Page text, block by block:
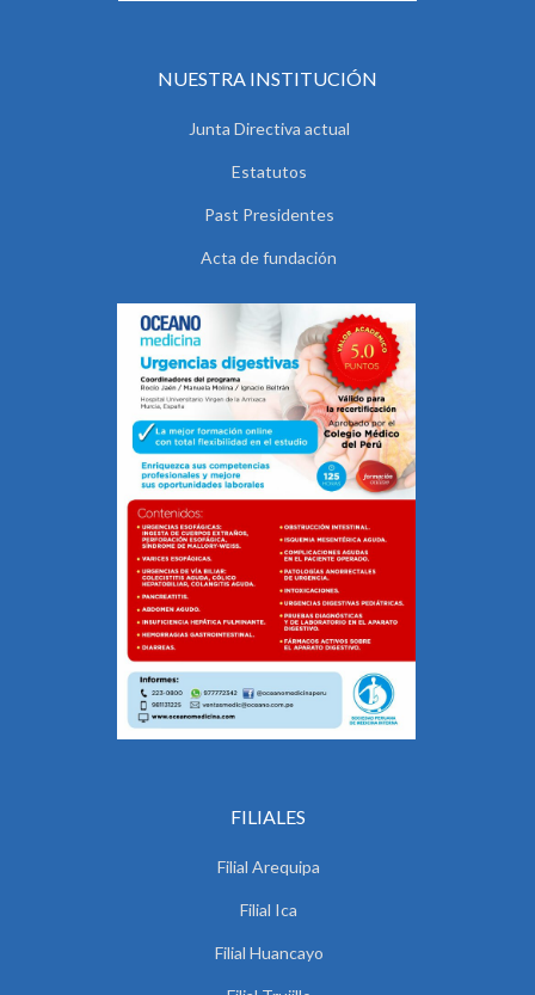
NUESTRA INSTITUCIÓN
Junta Directiva actual
Estatutos
Past Presidentes
Acta de fundación
FILIALES
Filial Arequipa
Filial Ica
Filial Huancayo